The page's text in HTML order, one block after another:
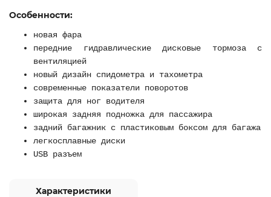
Особенности:
новая фара
передние гидравлические дисковые тормоза с
вентиляцией
новый дизайн спидометра и тахометра
современные показатели поворотов
защита для ног водителя
широкая задняя подножка для пассажира
задний багажник с пластиковым боксом для багажа
легкосплавные диски
USB разъем
Характеристики